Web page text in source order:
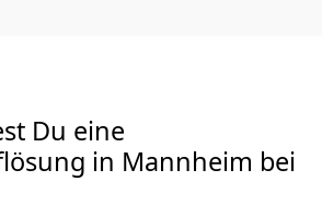
Du eine
in Mannheim bei